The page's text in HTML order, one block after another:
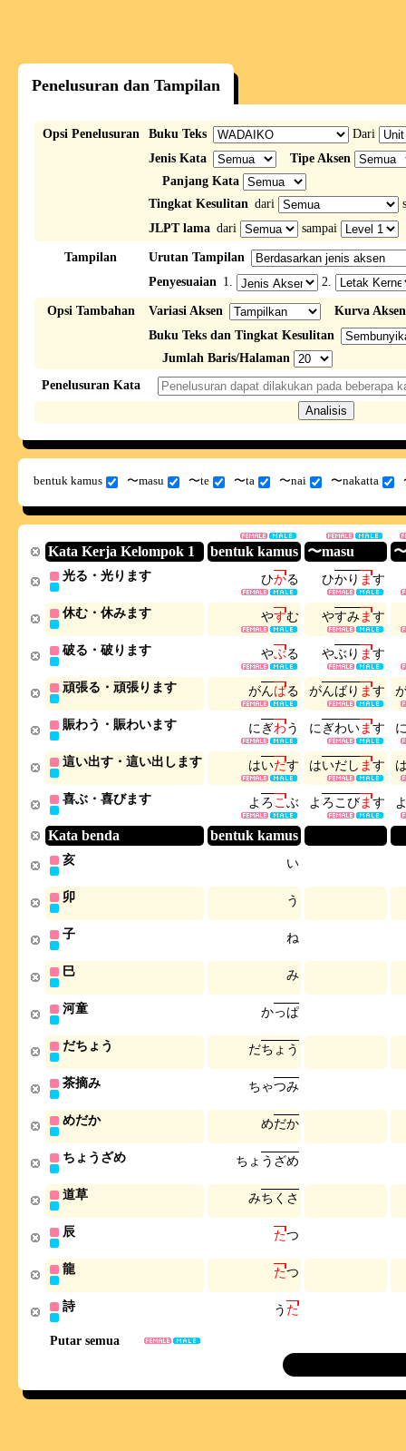
Penelusuran dan Tampilan
Opsi Penelusuran Buku Teks
Dari
Jenis Kata
Tipe Aksen
Panjang Kata
Tingkat Kesulitan dari
JLPT lama dari sampai
Tampilan
Urutan Tampilan
Penyesuaian 1. 2.
Opsi Tambahan Variasi Aksen
Kurva Aksen
Buku Teks dan Tingkat Kesulitan
Jumlah Baris/Halaman
Penelusuran Kata
bentuk kamus 〜masu 〜te 〜ta 〜nai 〜nakatta
Kata Kerja Kelompok 1 bentuk kamus 〜masu
Putar semua
光る・光ります ひかる ひかり ます
休む・休みます やすむ やすみます
破る・破ります やぶる やぶ り ます
頑張る・頑張ります がんばる がんばり ます
賑わう・賑わいます に ぎわう に ぎわいます
這い出す・這い出します はいだす はいだし ます
喜ぶ・喜びます よ ろ こぶ よ ろ こ びます
Kata benda bentuk kamus
亥 い
卯 う
子 ね
巳 み
河童 かっぱ
だちょう だち ょ う
茶摘み ちゃつみ
めだか めだか
ちょうざめ ち ょ う ざめ
道草 みち く さ
辰 たつ
龍 たつ
詩 う た